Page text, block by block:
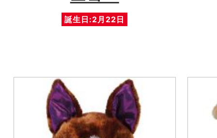
誕生日:2月22日